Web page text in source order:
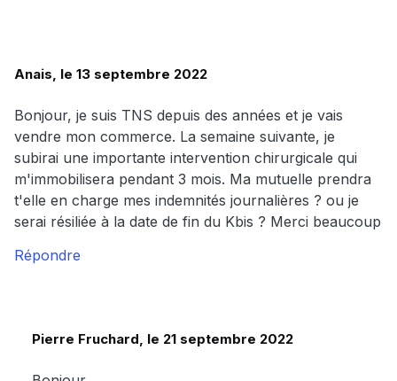
Anais, le 13 septembre 2022
Bonjour, je suis TNS depuis des années et je vais
vendre mon commerce. La semaine suivante, je
subirai une importante intervention chirurgicale qui
m'immobilisera pendant 3 mois. Ma mutuelle prendra
t'elle en charge mes indemnités journalières ? ou je
serai résiliée à la date de fin du Kbis ? Merci beaucoup
Répondre
Pierre Fruchard, le 21 septembre 2022